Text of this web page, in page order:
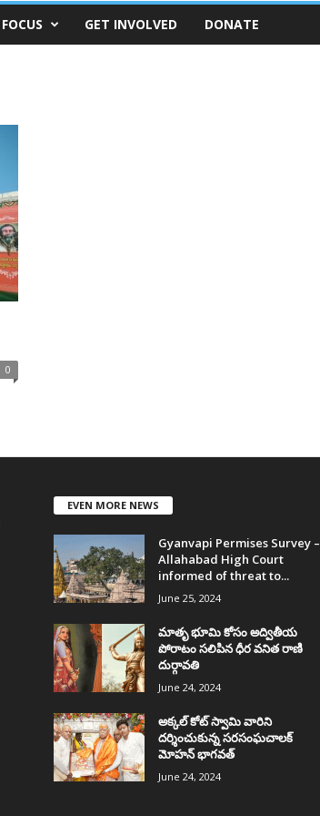
FOCUS GET INVOLVED DONATE
0
EVEN MORE NEWS
Gyanvapi Permises Survey –
Allahabad High Court
informed of threat to...
June 25, 2024
మాతృ భూమి కోసం అద్వితీయ
పోరాటం సలిపిన ధీర వనిత రాణి
దుర్గావతి
June 24, 2024
అక్కల్‌ కోట్‌ స్వామి వారిని
దర్శించుకున్న సరసంఘచాలక్
మోహన్ భాగవత్
June 24, 2024